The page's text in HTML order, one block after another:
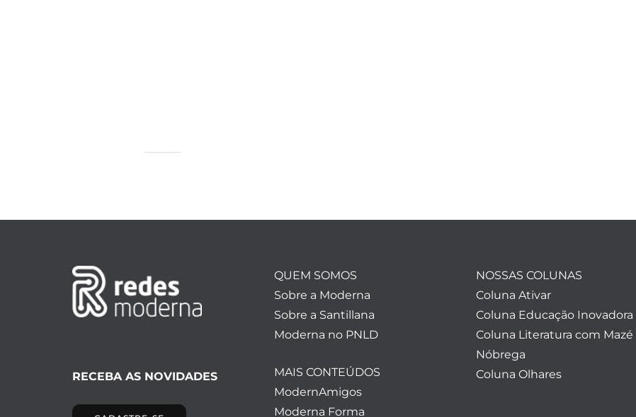
RECEBA AS NOVIDADES
QUEM SOMOS
Sobre a Moderna
Sobre a Santillana
Moderna no PNLD
MAIS CONTEÚDOS
ModernAmigos
Moderna Forma
NOSSAS COLUNAS
Coluna Ativar
Coluna Educação Inovadora
Coluna Literatura com Mazé
Nóbrega
Coluna Olhares